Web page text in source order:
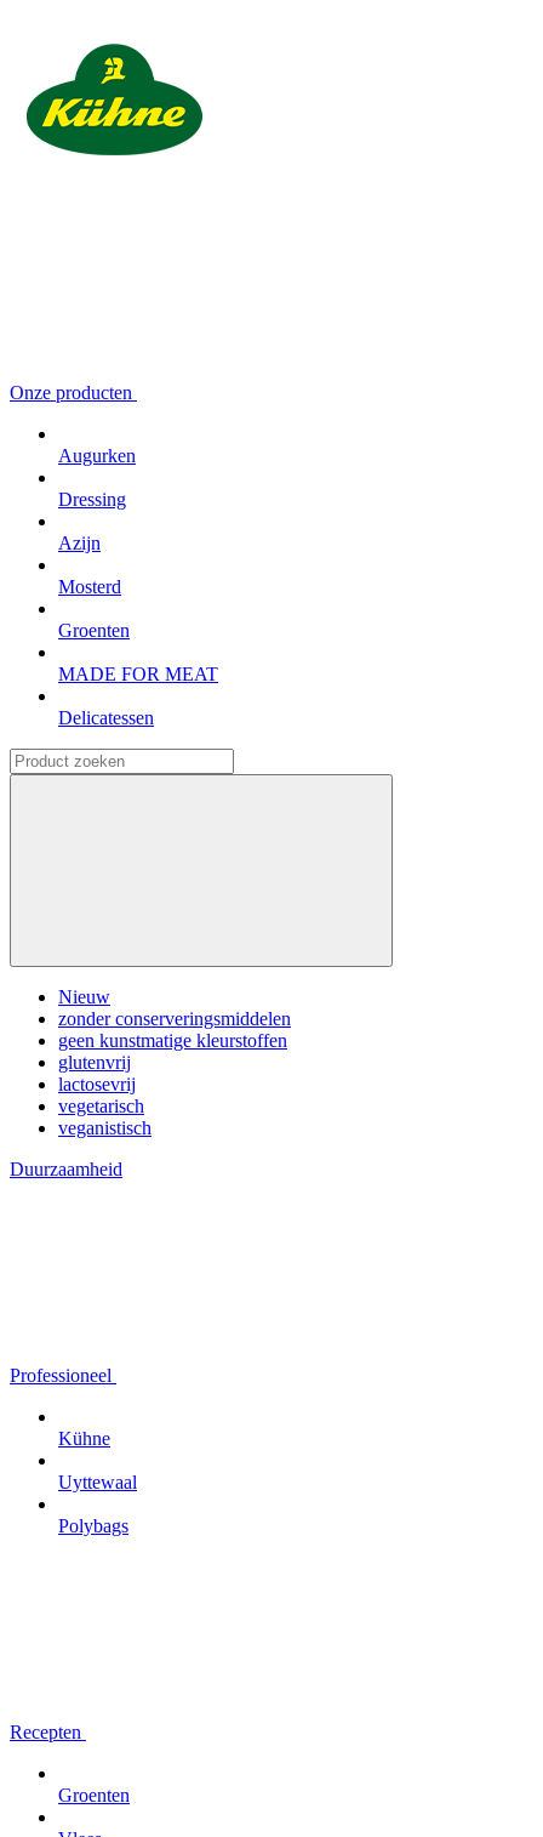
Onze producten
Augurken
Dressing
Azijn
Mosterd
Groenten
MADE FOR MEAT
Delicatessen
Nieuw
zonder conserveringsmiddelen
geen kunstmatige kleurstoffen
glutenvrij
lactosevrij
vegetarisch
veganistisch
Duurzaamheid
Professioneel
Kühne
Uyttewaal
Polybags
Recepten
Groenten